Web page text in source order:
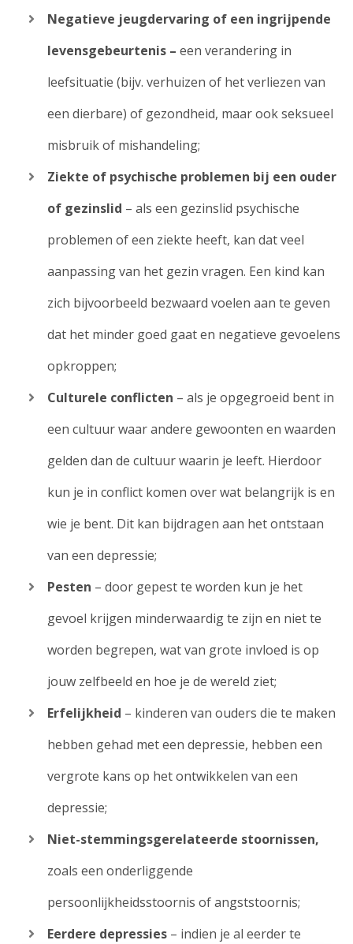
Negatieve jeugdervaring of een ingrijpende
levensgebeurtenis – een verandering in
leefsituatie (bijv. verhuizen of het verliezen van
een dierbare) of gezondheid, maar ook seksueel
misbruik of mishandeling;
Ziekte of psychische problemen bij een ouder
of gezinslid – als een gezinslid psychische
problemen of een ziekte heeft, kan dat veel
aanpassing van het gezin vragen. Een kind kan
zich bijvoorbeeld bezwaard voelen aan te geven
dat het minder goed gaat en negatieve gevoelens
opkroppen;
Culturele conflicten – als je opgegroeid bent in
een cultuur waar andere gewoonten en waarden
gelden dan de cultuur waarin je leeft. Hierdoor
kun je in conflict komen over wat belangrijk is en
wie je bent. Dit kan bijdragen aan het ontstaan
van een depressie;
Pesten – door gepest te worden kun je het
gevoel krijgen minderwaardig te zijn en niet te
worden begrepen, wat van grote invloed is op
jouw zelfbeeld en hoe je de wereld ziet;
Erfelijkheid – kinderen van ouders die te maken
hebben gehad met een depressie, hebben een
vergrote kans op het ontwikkelen van een
depressie;
Niet-stemmingsgerelateerde stoornissen,
zoals een onderliggende
persoonlijkheidsstoornis of angststoornis;
Eerdere depressies – indien je al eerder te